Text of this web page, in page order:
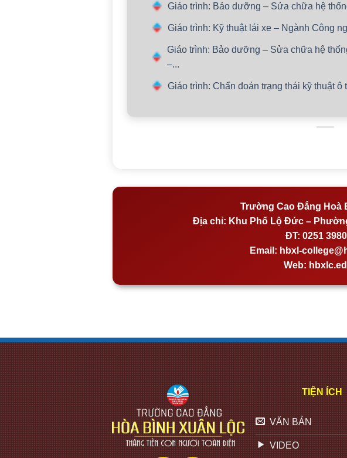
Giáo trình: Bảo dưỡng – Sửa chữa hệ
Giáo trình: Kỹ thuật lái xe – Ngành Công
Giáo trình: Bảo dưỡng – Sửa chữa hệ
–...
Giáo trình: Chẩn đoán trạng thái kỹ thuật ô
Trường Cao Đẳng Hoà
Địa chỉ: Khu Phố Lộ Đức –
ĐT: 0251
Email: hbxl-
Web:
TIỆN ÍCH
VĂN BẢN
VIDEO